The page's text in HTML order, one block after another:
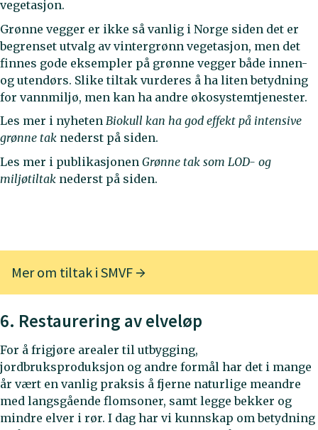
vegetasjon.
Grønne vegger er ikke så vanlig i Norge siden det er
begrenset utvalg av vintergrønn vegetasjon, men det
finnes gode eksempler på grønne vegger både innen-
og utendørs. Slike tiltak vurderes å ha liten betydning
for vannmiljø, men kan ha andre økosystemtjenester.
Les mer i nyheten Biokull kan ha god effekt på intensive
grønne tak nederst på siden.
Les mer i publikasjonen Grønne tak som LOD- og
miljøtiltak nederst på siden.
Mer om tiltak i SMVF
6. Restaurering av elveløp
For å frigjøre arealer til utbygging,
jordbruksproduksjon og andre formål har det i mange
år vært en vanlig praksis å fjerne naturlige meandre
med langsgående flomsoner, samt legge bekker og
mindre elver i rør. I dag har vi kunnskap om betydning